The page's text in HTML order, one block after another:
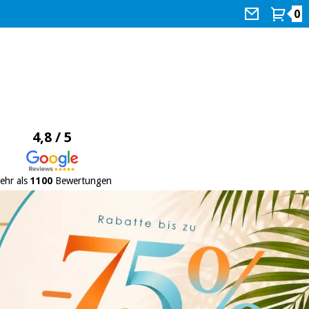
0
4,8 / 5
als1100 Bewertungen